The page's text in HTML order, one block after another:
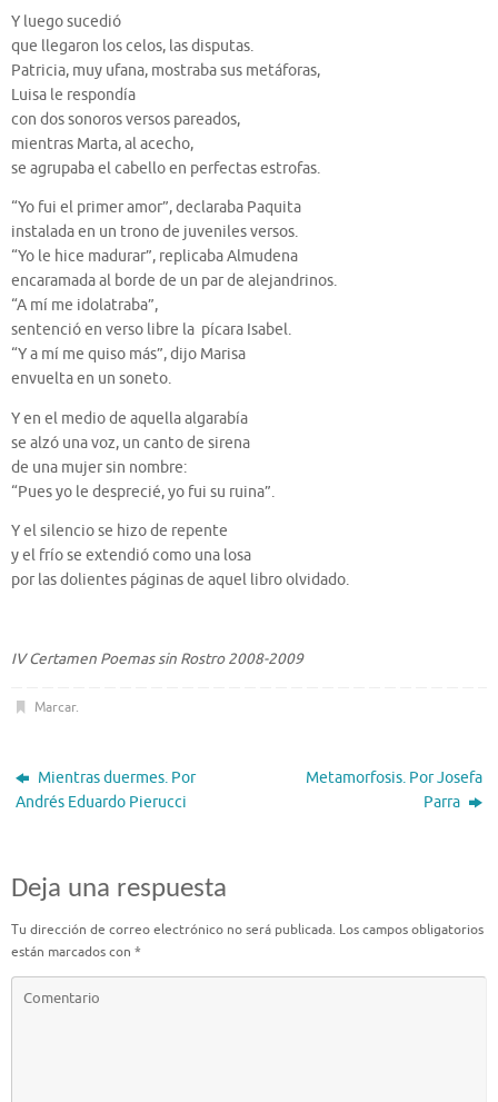
Y luego sucedió
que llegaron los celos, las disputas.
Patricia, muy ufana, mostraba sus metáforas,
Luisa le respondía
con dos sonoros versos pareados,
mientras Marta, al acecho,
se agrupaba el cabello en perfectas estrofas.
“Yo fui el primer amor”, declaraba Paquita
instalada en un trono de juveniles versos.
“Yo le hice madurar”, replicaba Almudena
encaramada al borde de un par de alejandrinos.
“A mí me idolatraba”,
sentenció en verso libre la pícara Isabel.
“Y a mí me quiso más”, dijo Marisa
envuelta en un soneto.
Y en el medio de aquella algarabía
se alzó una voz, un canto de sirena
de una mujer sin nombre:
“Pues yo le desprecié, yo fui su ruina”.
Y el silencio se hizo de repente
y el frío se extendió como una losa
por las dolientes páginas de aquel libro olvidado.
IV Certamen Poemas sin Rostro 2008-2009
Marcar.
Mientras duermes. Por
Andrés Eduardo Pierucci
Metamorfosis. Por Josefa
Parra
Deja una respuesta
Tu dirección de correo electrónico no será publicada. Los campos obligatorios
están marcados con *